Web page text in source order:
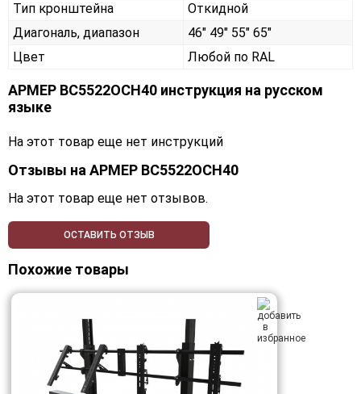
Тип кронштейна
Откидной
Диагональ, диапазон
46" 49" 55" 65"
Цвет
Любой по RAL
АРМЕР ВС5522ОСН40 инструкция на русском
языке
На этот товар еще нет инструкций
Отзывы наАРМЕР ВС5522ОСН40
На этот товар еще нет отзывов.
ОСТАВИТЬ ОТЗЫВ
Похожие товары